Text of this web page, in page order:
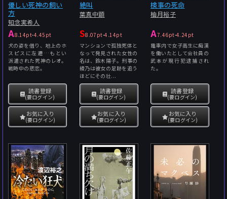
優しい死神の飼い
方
知念実希人
A8.14pt-4.45pt
犬の姿を借り、地上のホ
スピスに左遷…もとい
派遣された死神のレオ。
戦時中の悲恋。
読書登録
(要ログイン)
お気に入り
(要ログイン)
絶叫
葉真中顕
S8.07pt-4.14pt
マンションで孤独死体と
なって発見された女性の
名は、鈴木陽子。刑事の
綾乃は彼女の足跡を追う
ほどにその壮...
読書登録
(要ログイン)
お気に入り
(要ログイン)
検事の死命
柚月裕子
A7.46pt-4.24pt
電車内で女子高生に痴漢
を働いたとして会社員の
武本が現行犯逮捕され
た。
読書登録
(要ログイン)
お気に入り
(要ログイン)